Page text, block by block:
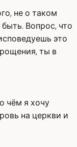
не о таком
Вопрос, что
это
ты в
чём я хочу
на церкви и